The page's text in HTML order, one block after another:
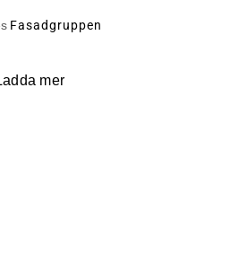
Fasadgruppen
mer